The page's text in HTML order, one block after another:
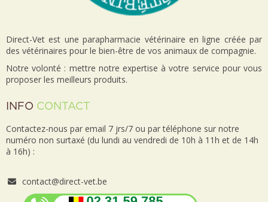
Direct-Vet est une parapharmacie vétérinaire en ligne créée par
des vétérinaires pour le bien-être de vos animaux de compagnie.
Notre volonté : mettre notre expertise à votre service pour vous
proposer les meilleurs produits.
INFO CONTACT
Contactez-nous par email 7 jrs/7 ou par téléphone sur notre
numéro non surtaxé (du lundi au vendredi de 10h à 11h et de 14h
à 16h) :
contact@direct-vet.be